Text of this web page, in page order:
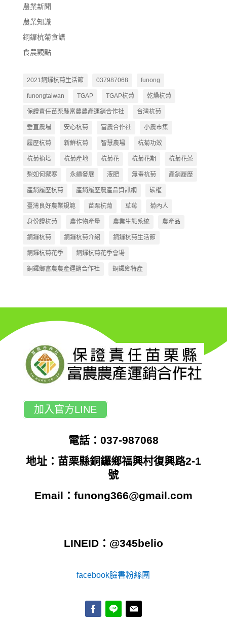
農業新聞
農業知識
銅鑼杭菊食譜
食農觀點
2021銅鑼杭菊生活節 037987068 funong
funongtaiwan TGAP TGAP杭菊 乾燥杭菊
保證責任苗栗縣富農農產運銷合作社 台灣杭菊
垂直農場 安心杭菊 富農合作社 小農市集
履歷杭菊 新鮮杭菊 智慧農場 杭菊功效
杭菊摘培 杭菊產地 杭菊花 杭菊花期 杭菊花茶
梨如何禦寒 永續發展 液肥 無毒杭菊 產銷履歷
產銷履歷杭菊 產銷履歷農產品資訊網 碳權
臺灣良好農業規範 苗栗杭菊 草莓 菊內人
身份證杭菊 農作物產量 農業生態系統 農產品
銅鑼杭菊 銅鑼杭菊介紹 銅鑼杭菊生活節
銅鑼杭菊花季 銅鑼杭菊花季會場
銅鑼鄉富農農產運銷合作社 銅鑼鄉特產
加入官方LINE
電話：037-987068
地址：苗栗縣銅鑼鄉福興村復興路2-1
號
Email： funong366@gmail.com
LINEID：@345belio
facebook臉書粉絲團